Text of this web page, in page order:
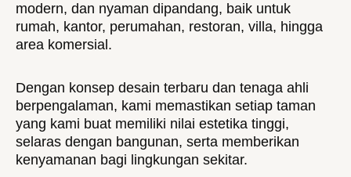
modern, dan nyaman dipandang, baik untuk
rumah, kantor, perumahan, restoran, villa, hingga
area komersial.
Dengan konsep desain terbaru dan tenaga ahli
berpengalaman, kami memastikan setiap taman
yang kami buat memiliki nilai estetika tinggi,
selaras dengan bangunan, serta memberikan
kenyamanan bagi lingkungan sekitar.